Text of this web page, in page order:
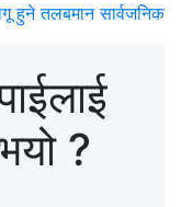
हुने तलबमान सार्वजनिक
?